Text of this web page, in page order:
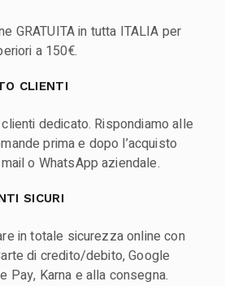
GRATUITA in tutta ITALIA per
a 150€.
CLIENTI
dedicato. Rispondiamo alle
prima e dopo l’acquisto
o WhatsApp aziendale.
SICURI
in totale sicurezza online con
di credito/debito, Google
Pay, Karna e alla consegna.